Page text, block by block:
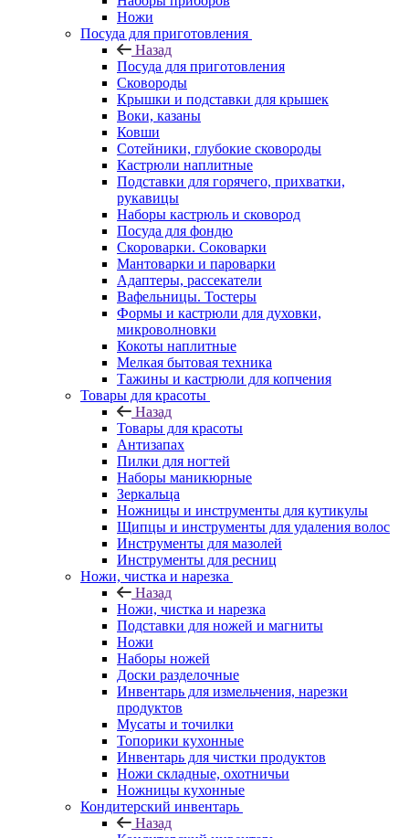
Ножи
Посуда для приготовления
Назад
Посуда для приготовления
Сковороды
Крышки и подставки для крышек
Воки, казаны
Ковши
Сотейники, глубокие сковороды
Кастрюли наплитные
Подставки для горячего, прихватки,
рукавицы
Наборы кастрюль и сковород
Посуда для фондю
Скороварки. Соковарки
Мантоварки и пароварки
Адаптеры, рассекатели
Вафельницы. Тостеры
Формы и кастрюли для духовки,
микроволновки
Кокоты наплитные
Мелкая бытовая техника
Тажины и кастрюли для копчения
Товары для красоты
Назад
Товары для красоты
Антизапах
Пилки для ногтей
Наборы маникюрные
Зеркальца
Ножницы и инструменты для кутикулы
Щипцы и инструменты для удаления волос
Инструменты для мазолей
Инструменты для ресниц
Ножи, чистка и нарезка
Назад
Ножи, чистка и нарезка
Подставки для ножей и магниты
Ножи
Наборы ножей
Доски разделочные
Инвентарь для измельчения, нарезки
продуктов
Мусаты и точилки
Топорики кухонные
Инвентарь для чистки продуктов
Ножи складные, охотничьи
Ножницы кухонные
Кондитерский инвентарь
Назад